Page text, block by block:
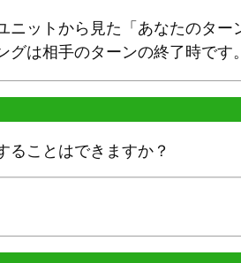
ットから見た「あなたのター
は相手のターンの終了時です。
ることはできますか？